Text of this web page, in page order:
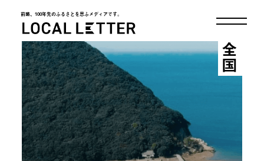
前略、100年先のふるさとを思ふメディアです。
LOCAL LETTER
全国